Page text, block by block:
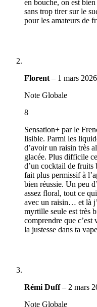
en bouche, on est
sans trop tirer sur le
pour les amateurs de
Florent – 1 mars 2026
Note Globale
8
Sensation+ par le
lisible. Parmi les
d’avoir un raisin très
glacée. Plus difficile
d’un cocktail de fruits
fait plus permissif à
bien réussie. Un peu
assez floral, tout ce
avec un raisin… et là
myrtille seule est très
comprendre que
la justesse dans ta
Rémi Duff– 2 mars
Note Globale